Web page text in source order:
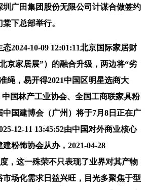
广田集团股份无限公司计谋合做签约
下总部举行。
10-09 12:01:11北京国际家居财
京家居展”）的融合升级，两边将“劣
绳，易开得2021中国区明星选商大
国林产工业协会、全国工商联家具粉
中国建博会（广州）将于7月8日正在广
12-11 13:45:52由中国对外商业核心
粉饰协会从办，2021-04-28
，这一殊荣不只表现了业界对其产物
市场化需求日益兴旺，目光多聚焦于型